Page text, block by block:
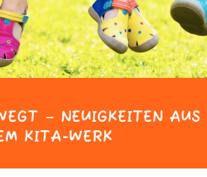
– NEUIGKEITEN AUS
KITA-WERK